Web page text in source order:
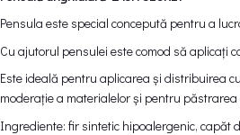
Pensula este special concepută pentru a
Cu ajutorul pensulei este comod să aplicați
Este ideală pentru aplicarea și distribuirea
moderație a materialelor și pentru
Ingrediente: fir sintetic hipoalergenic, capăt